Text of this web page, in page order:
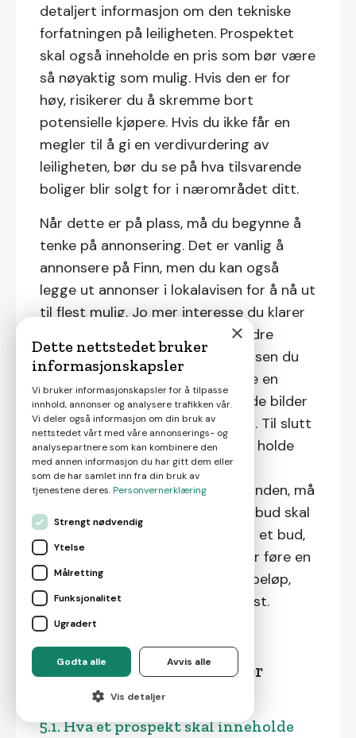
detaljert informasjon om den tekniske
forfatningen på leiligheten. Prospektet
skal også inneholde en pris som bør være
så nøyaktig som mulig. Hvis den er for
høy, risikerer du å skremme bort
potensielle kjøpere. Hvis du ikke får en
megler til å gi en verdivurdering av
leiligheten, bør du se på hva tilsvarende
boliger blir solgt for i nærområdet ditt.
Når dette er på plass, må du begynne å
tenke på annonsering. Det er vanlig å
annonsere på Finn, men du kan også
legge ut annonser i lokalavisen for å nå ut
til flest mulig. Jo mer interesse du klarer
å skape for leiligheten, desto bedre
forutsetninger har du for å få prisen du
ønsker. Mange velger å engasjere en
profesjonell fotograf for å få gode bilder
til salgsoppgave og annonsering. Til slutt
må du gjennomføre visninger og holde
budrunde, samt å gjennomføre
oppgjøret. Når det gjelder budrunden, må
du være oppmerksom på at alle bud skal
gis skriftlig og når du aksepterer et bud,
vil avtalen være bindende. Du bør føre en
budlogg med navn på budgiver, beløp,
tidspunkt for budet og akseptfrist.
Mer om hvordan du selger
leiligheten din selv:
5.1. Hva et prospekt skal inneholde
×
Dette nettstedet bruker
informasjonskapsler
Vi bruker informasjonskapsler for å tilpasse
innhold, annonser og analysere trafikken vår.
Vi deler også informasjon om din bruk av
nettstedet vårt med våre annonserings- og
analysepartnere som kan kombinere den
med annen informasjon du har gitt dem eller
som de har samlet inn fra din bruk av
tjenestene deres.Personvernerklæring
Strengt nødvendig
Ytelse
Målretting
Funksjonalitet
Ugradert
Godta alle Avvis alle
Vis detaljer